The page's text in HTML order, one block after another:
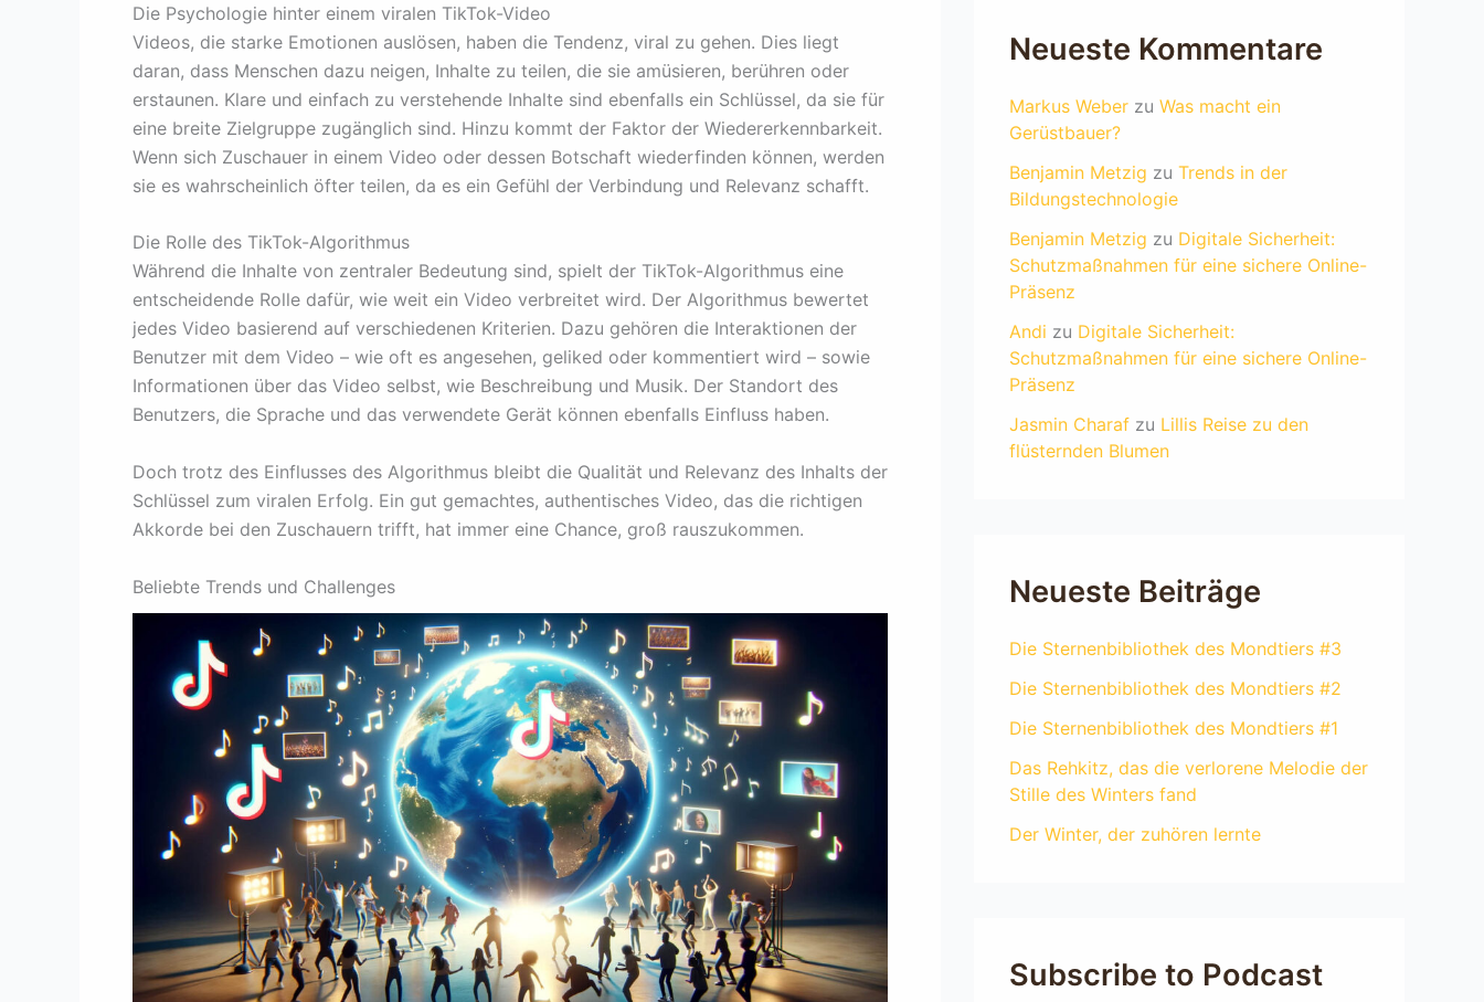
Die Psychologie hinter einem viralen TikTok-Video
Videos, die starke Emotionen auslösen, haben die Tendenz, viral zu gehen. Dies liegt
daran, dass Menschen dazu neigen, Inhalte zu teilen, die sie amüsieren, berühren oder
erstaunen. Klare und einfach zu verstehende Inhalte sind ebenfalls ein Schlüssel, da sie für
eine breite Zielgruppe zugänglich sind. Hinzu kommt der Faktor der Wiedererkennbarkeit.
Wenn sich Zuschauer in einem Video oder dessen Botschaft wiederfinden können, werden
sie es wahrscheinlich öfter teilen, da es ein Gefühl der Verbindung und Relevanz schafft.
Die Rolle des TikTok-Algorithmus
Während die Inhalte von zentraler Bedeutung sind, spielt der TikTok-Algorithmus eine
entscheidende Rolle dafür, wie weit ein Video verbreitet wird. Der Algorithmus bewertet
jedes Video basierend auf verschiedenen Kriterien. Dazu gehören die Interaktionen der
Benutzer mit dem Video – wie oft es angesehen, geliked oder kommentiert wird – sowie
Informationen über das Video selbst, wie Beschreibung und Musik. Der Standort des
Benutzers, die Sprache und das verwendete Gerät können ebenfalls Einfluss haben.
Doch trotz des Einflusses des Algorithmus bleibt die Qualität und Relevanz des Inhalts der
Schlüssel zum viralen Erfolg. Ein gut gemachtes, authentisches Video, das die richtigen
Akkorde bei den Zuschauern trifft, hat immer eine Chance, groß rauszukommen.
Beliebte Trends und Challenges
Neueste Kommentare
Markus Weber zu Was macht ein
Gerüstbauer?
Benjamin Metzig zu Trends in der
Bildungstechnologie
Benjamin Metzig zu Digitale Sicherheit:
Schutzmaßnahmen für eine sichere Online-
Präsenz
Andi zu Digitale Sicherheit:
Schutzmaßnahmen für eine sichere Online-
Präsenz
Jasmin Charaf zu Lillis Reise zu den
flüsternden Blumen
Neueste Beiträge
Die Sternenbibliothek des Mondtiers #3
Die Sternenbibliothek des Mondtiers #2
Die Sternenbibliothek des Mondtiers #1
Das Rehkitz, das die verlorene Melodie der
Stille des Winters fand
Der Winter, der zuhören lernte
Subscribe to Podcast